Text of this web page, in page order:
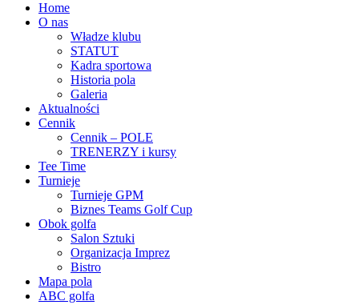
Home
O nas
Władze klubu
STATUT
Kadra sportowa
Historia pola
Galeria
Aktualności
Cennik
Cennik – POLE
TRENERZY i kursy
Tee Time
Turnieje
Turnieje GPM
Biznes Teams Golf Cup
Obok golfa
Salon Sztuki
Organizacja Imprez
Bistro
Mapa pola
ABC golfa